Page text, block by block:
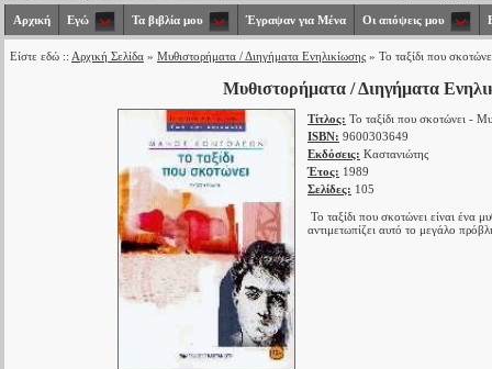
Αρχική Εγώ Τα βιβλία μου Έγραψαν για Μένα Οι απόψεις μου
Είστε εδώ :: Αρχική Σελίδα » Μυθιστορήματα / Διηγήματα Ενηλικίωσης » Το ταξίδι που
Μυθιστορήματα / Διηγήματα
Τίτλος: Το ταξίδι που σκοτώνει -
ISBN: 9600303649
Εκδόσεις: Καστανιώτης
Έτος: 1989
Σελίδες: 105
Το ταξίδι που σκοτώνει είναι ένα
αντιμετωπίζει αυτό το μεγάλο